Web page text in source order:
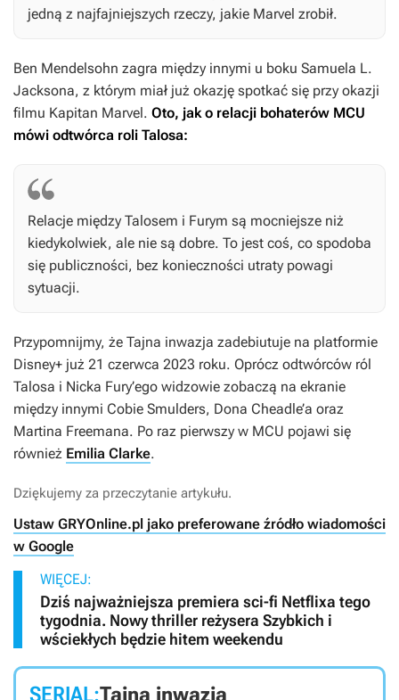
jedną z najfajniejszych rzeczy, jakie Marvel zrobił.
Ben Mendelsohn zagra między innymi u boku Samuela L.
Jacksona, z którym miał już okazję spotkać się przy okazji
filmu Kapitan Marvel. Oto, jak o relacji bohaterów MCU
mówi odtwórca roli Talosa:
Relacje między Talosem i Furym są mocniejsze niż
kiedykolwiek, ale nie są dobre. To jest coś, co spodoba
się publiczności, bez konieczności utraty powagi
sytuacji.
Przypomnijmy, że Tajna inwazja zadebiutuje na platformie
Disney+ już 21 czerwca 2023 roku. Oprócz odtwórców ról
Talosa i Nicka Fury’ego widzowie zobaczą na ekranie
między innymi Cobie Smulders, Dona Cheadle’a oraz
Martina Freemana. Po raz pierwszy w MCU pojawi się
również Emilia Clarke.
Dziękujemy za przeczytanie artykułu.
Ustaw GRYOnline.pl jako preferowane źródło wiadomości
w Google
WIĘCEJ:
Dziś najważniejsza premiera sci-fi Netflixa tego
tygodnia. Nowy thriller reżysera Szybkich i
wściekłych będzie hitem weekendu
SERIAL:Tajna inwazja